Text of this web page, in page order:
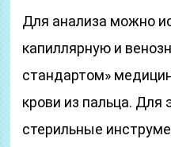
Для анализа можно
капиллярную и
стандартом»
крови из пальца. Для
стерильные